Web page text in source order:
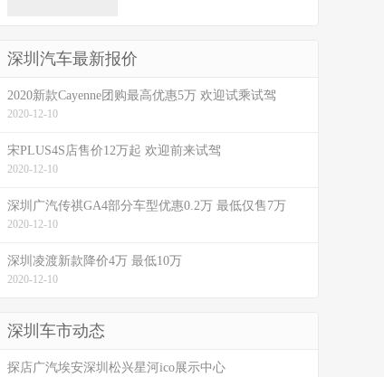
深圳汽车最新报价
2020新款Cayenne团购最高优惠5万 欢迎试乘试驾
2020-12-10
宋PLUS4S店售价12万起 欢迎前来试驾
2020-12-10
深圳广汽传祺GA4部分车型优惠0.2万 最低仅售7万
2020-12-10
深圳凌渡新款降价4万 最低10万
2020-12-10
深圳车市动态
探店广汽埃安深圳松兴星河ico展示中心